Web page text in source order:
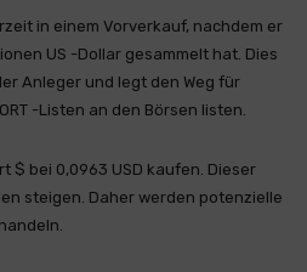
in einem Vorverkauf, nachdem er
US -Dollar gesammelt hat. Dies
Anleger und legt den Weg für
-Listen an den Börsen listen.
$ bei 0,0963 USD kaufen. Dieser
steigen. Daher werden potenzielle